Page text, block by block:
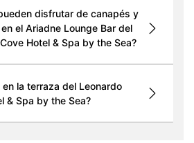
disfrutar de canapés y
el Ariadne Lounge Bar del
Hotel & Spa by the Sea?
la terraza del Leonardo
& Spa by the Sea?